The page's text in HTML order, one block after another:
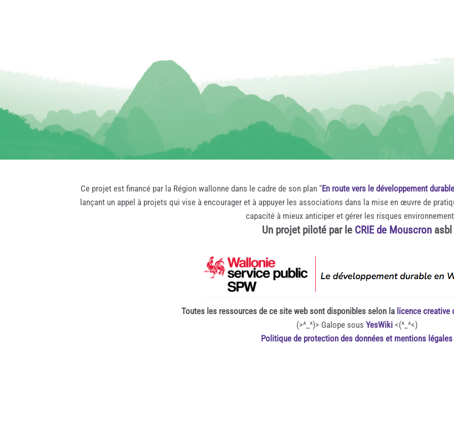
Ce projet est financé par la Région wallonne dans le cadre de son plan "En route vers le développement durable
lançant un appel à projets qui vise à encourager et à appuyer les associations dans la mise en œuvre de
capacité à mieux anticiper et gérer les risques
Un projet piloté par le CRIE de Mouscronasbl
Toutes les ressources de ce site web sont disponibles selon la licence creative
(>^_^)> Galope sous YesWiki<(^_^<)
Politique de protection des données et mentions légales